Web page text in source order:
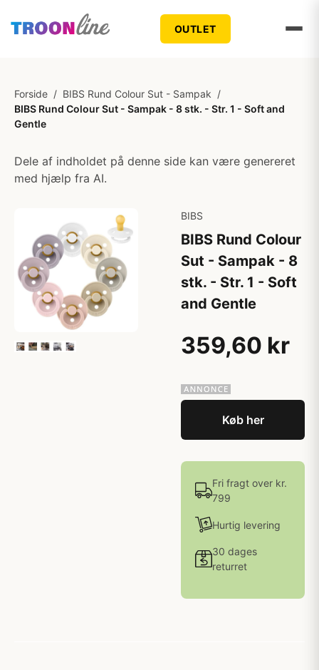
OUTLET
Forside / BIBS Rund Colour Sut - Sampak /
BIBS Rund Colour Sut - Sampak - 8 stk. - Str. 1 - Soft and
Gentle
Dele af indholdet på denne side kan være genereret
med hjælp fra AI.
BIBS
BIBS Rund Colour
Sut - Sampak - 8
stk. - Str. 1 - Soft
and Gentle
359,60 kr
Køb her
Fri fragt over kr.
799
Hurtig levering
30 dages
returret